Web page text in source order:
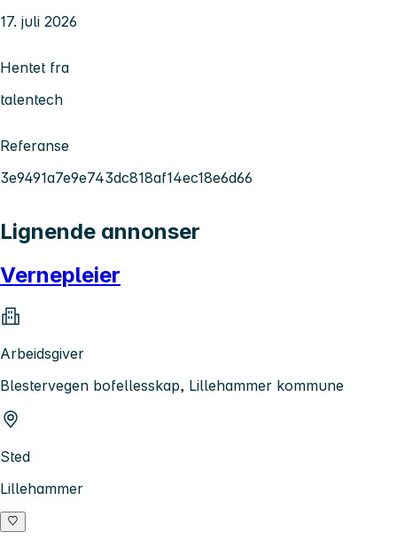
17. juli 2026
Hentet fra
talentech
Referanse
3e9491a7e9e743dc818af14ec18e6d66
Lignende annonser
Vernepleier
Arbeidsgiver
Blestervegen bofellesskap, Lillehammer kommune
Sted
Lillehammer